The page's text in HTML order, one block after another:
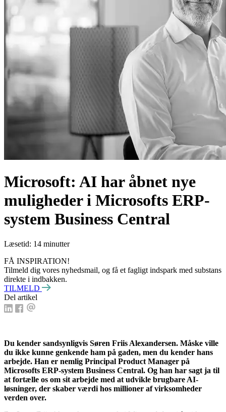
Microsoft: AI har åbnet nye
muligheder i Microsofts ERP-
system Business Central
Læsetid: 14 minutter
FÅ INSPIRATION!
Tilmeld dig vores nyhedsmail, og få et fagligt indspark med substans
direkte i indbakken.
TILMELD
Del artikel
Du kender sandsynligvis Søren Friis Alexandersen. Måske ville
du ikke kunne genkende ham på gaden, men du kender hans
arbejde. Han er nemlig Principal Product Manager på
Microsofts ERP-system Business Central. Og han har sagt ja til
at fortælle os om sit arbejde med at udvikle brugbare AI-
løsninger, der skaber værdi hos millioner af virksomheder
verden over.